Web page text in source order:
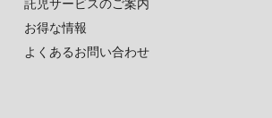
託児サービスのご案内
お得な情報
よくあるお問い合わせ